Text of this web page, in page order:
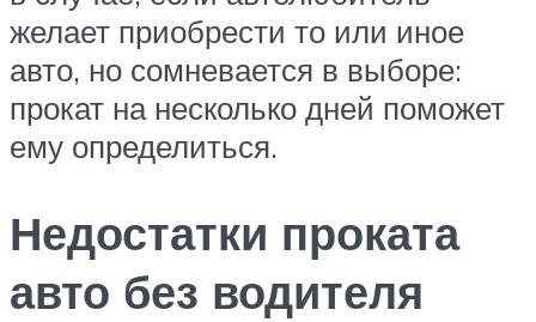
желает приобрести то или иное
авто, но сомневается в выборе:
прокат на несколько дней поможет
ему определиться.
Недостатки проката
авто без водителя